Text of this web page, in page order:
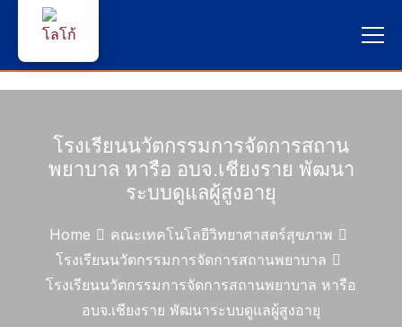
หน้าแรก
ผู้สนใจสมัครเรียน
คณาจารย์และบุคลากร
บุคคลทั่วไป
โรงเรียนนวัตกรรมการจัดการสถาน
พยาบาล หารือ อบจ.เชียงราย พัฒนา
ระบบดูแลผู้สูงอายุ
Home
คณะเทคโนโลยีวิทยาศาสตร์สุขภาพ
โรงเรียนนวัตกรรมการจัดการสถานพยาบาล
โรงเรียนนวัตกรรมการจัดการสถานพยาบาล หารือ
อบจ.เชียงราย พัฒนาระบบดูแลผู้สูงอายุ